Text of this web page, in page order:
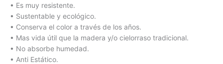
• Es muy resistente.
• Sustentable y ecológico.
• Conserva el color a través de los años.
• Mas vida útil que la madera y/o cielorraso tradicional.
• No absorbe humedad.
• Anti Estático.